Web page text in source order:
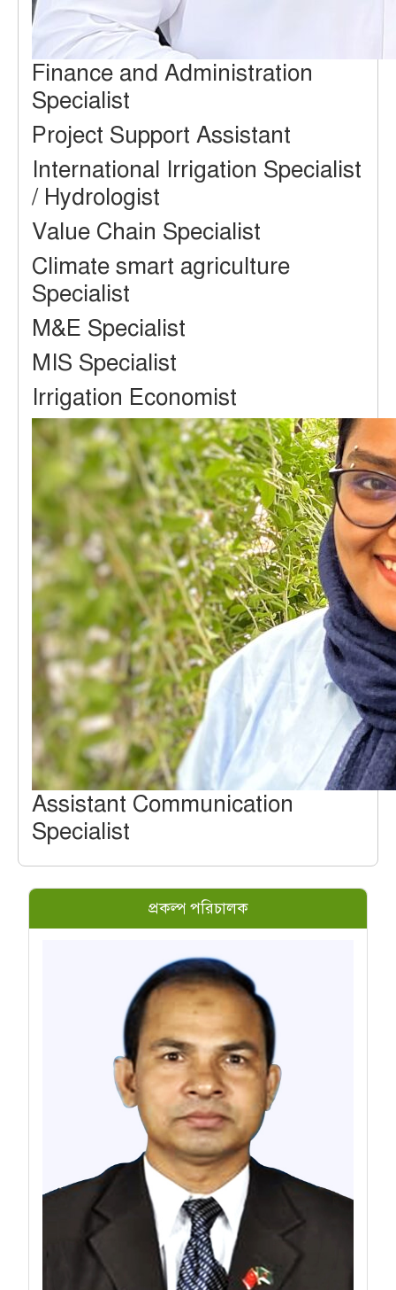
Finance and Administration
Specialist
Project Support Assistant
International Irrigation Specialist
/ Hydrologist
Value Chain Specialist
Climate smart agriculture
Specialist
M&E Specialist
MIS Specialist
Irrigation Economist
Assistant Communication
Specialist
প্রকল্প পরিচালক